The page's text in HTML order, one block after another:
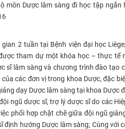
môn Dược lâm sàng đi học tập
2 tuần tại Bệnh viện đại học
tham dự một khóa học – thực tế
sĩ lâm sàng và chương trình đào tạo
của các đơn vị trong khoa Dược, đặc
dạy Dược lâm sàng tại khoa Dược
ngũ dược sĩ, trợ lý dược sĩ do các
phối hợp chặt chẽ giữa đội ngũ
định hướng Dược lâm sàng; Cùng với